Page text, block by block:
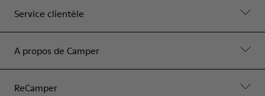
Service clientèle
A propos de Camper
ReCamper